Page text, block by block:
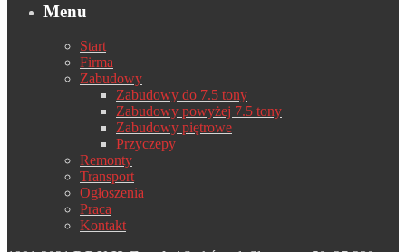
Menu
Start
Firma
Zabudowy
Zabudowy do 7.5 tony
Zabudowy powyżej 7.5 tony
Zabudowy piętrowe
Przyczepy
Remonty
Transport
Ogłoszenia
Praca
Kontakt